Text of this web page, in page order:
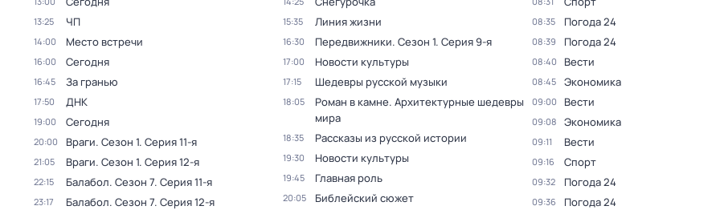
13:25 ЧП
14:00 Место встречи
16:00 Сегодня
16:45 За гранью
17:50 ДНК
19:00 Сегодня
20:00 Враги. Сезон 1. Серия 11-я
21:05 Враги. Сезон 1. Серия 12-я
22:15 Балабол. Сезон 7. Серия 11-я
23:17 Балабол. Сезон 7. Серия 12-я
15:35 Линия жизни
16:30 Передвижники. Сезон 1. Серия 9-я
17:00 Новости культуры
17:15 Шедевры русской музыки
18:05
Роман в камне. Архитектурные шедевры
мира
18:35 Рассказы из русской истории
19:30 Новости культуры
19:45 Главная роль
20:05 Библейский сюжет
08:35 Погода 24
08:39 Погода 24
08:40 Вести
08:45 Экономика
09:00 Вести
09:08 Экономика
09:11 Вести
09:16 Спорт
09:32 Погода 24
09:36 Погода 24